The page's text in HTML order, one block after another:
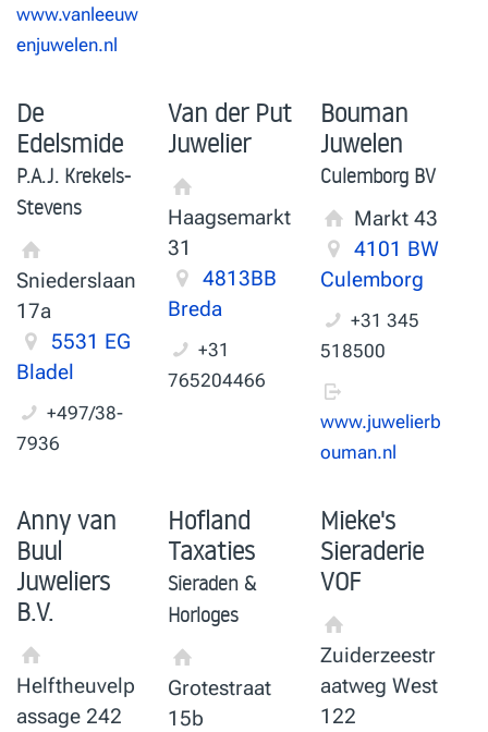
www.vanleeuw
enjuwelen.nl
De
Edelsmide
P.A.J. Krekels-
Stevens
Sniederslaan
17a
5531 EG
Bladel
+497/38-
7936
Van der Put
Juwelier
Haagsemarkt
31
4813BB
Breda
+31
765204466
Bouman
Juwelen
Culemborg BV
Markt 43
4101 BW
Culemborg
+31 345
518500
www.juwelierb
ouman.nl
Anny van
Buul
Juweliers
B.V.
Helftheuvelp
assage 242
Hofland
Taxaties
Sieraden &
Horloges
Grotestraat
15b
Mieke's
Sieraderie
VOF
Zuiderzeestr
aatweg West
122